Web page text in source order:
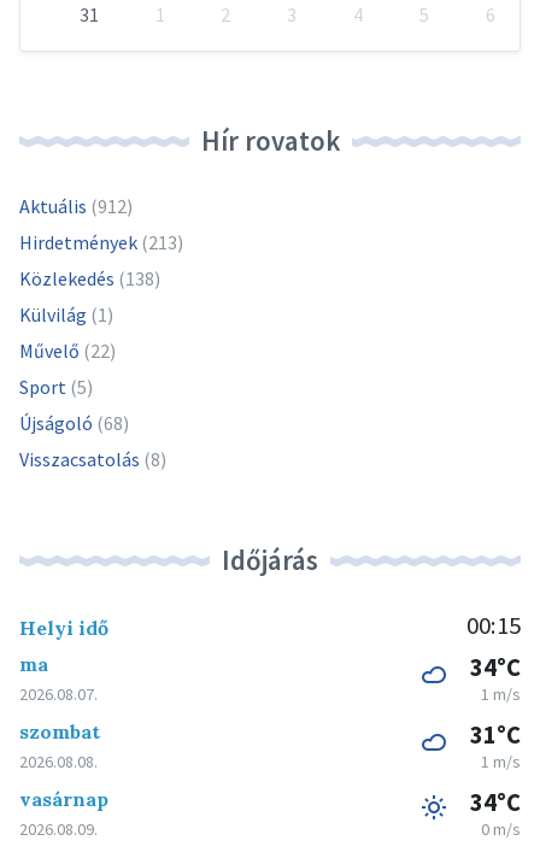
31
1 2 3 4 5
6
Hír rovatok
Aktuális (912)
Hirdetmények (213)
Közlekedés (138)
Külvilág (1)
Művelő (22)
Sport (5)
Újságoló (68)
Visszacsatolás (8)
Időjárás
Helyi idő 00:15
ma
2026.08.07.
34°C
1 m/s
szombat
2026.08.08.
31°C
1 m/s
vasárnap
2026.08.09.
34°C
0 m/s